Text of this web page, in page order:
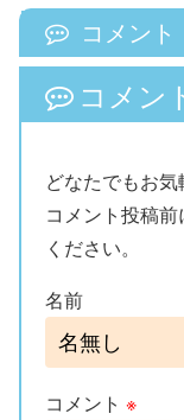
コメント
コメン
どなたでもお気
コメント投稿前
ください。
名前
コメント ※